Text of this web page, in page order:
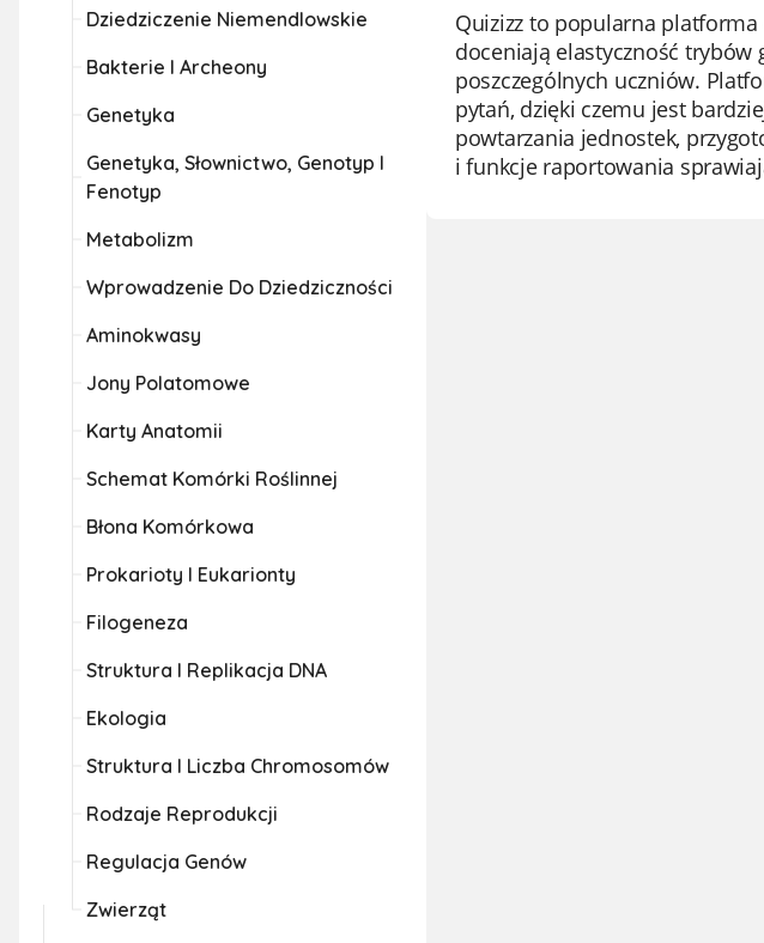
Dziedziczenie Niemendlowskie
Bakterie I Archeony
Genetyka
Genetyka, Słownictwo, Genotyp I
Fenotyp
Metabolizm
Wprowadzenie Do Dziedziczności
Aminokwasy
Jony Polatomowe
Karty Anatomii
Schemat Komórki Roślinnej
Błona Komórkowa
Prokarioty I Eukarionty
Filogeneza
Struktura I Replikacja DNA
Ekologia
Struktura I Liczba Chromosomów
Rodzaje Reprodukcji
Regulacja Genów
Zwierząt
Quizizz to popularna platforma
doceniają elastyczność
poszczególnych uczniów.
pytań, dzięki czemu jest
powtarzania jednostek,
i funkcje raportowania